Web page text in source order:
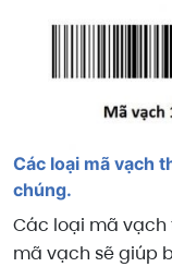
Các loại mã vạch
chúng.
Các loại mã
mã vạch sẽ giúp